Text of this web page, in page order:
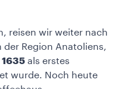
reisen wir weiter nach
der Region Anatoliens,
1635 als erstes
wurde. Noch heute